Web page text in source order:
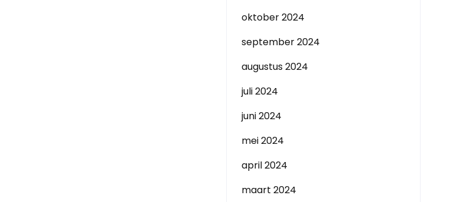
oktober 2024
september 2024
augustus 2024
juli 2024
juni 2024
mei 2024
april 2024
maart 2024